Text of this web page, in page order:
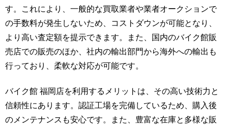
す。これにより、一般的な買取業者や業者オークションで
の手数料が発生しないため、コストダウンが可能となり、
より高い査定額を提示できます。また、国内のバイク館販
売店での販売のほか、社内の輸出部門から海外への輸出も
行っており、柔軟な対応が可能です。
バイク館 福岡店を利用するメリットは、その高い技術力と
信頼性にあります。認証工場を完備しているため、購入後
のメンテナンスも安心です。また、豊富な在庫と多様な販